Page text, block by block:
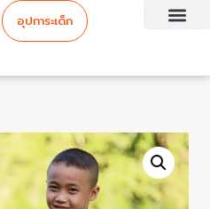
อุปการะเด็ก